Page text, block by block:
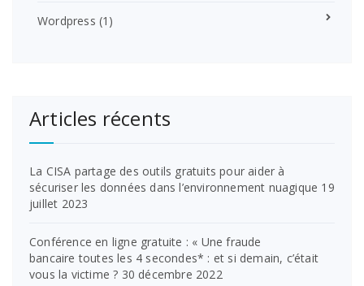
Wordpress (1)
Articles récents
La CISA partage des outils gratuits pour aider à
sécuriser les données dans l’environnement nuagique 19
juillet 2023
Conférence en ligne gratuite : « Une fraude
bancaire toutes les 4 secondes* : et si demain, c’était
vous la victime ? 30 décembre 2022